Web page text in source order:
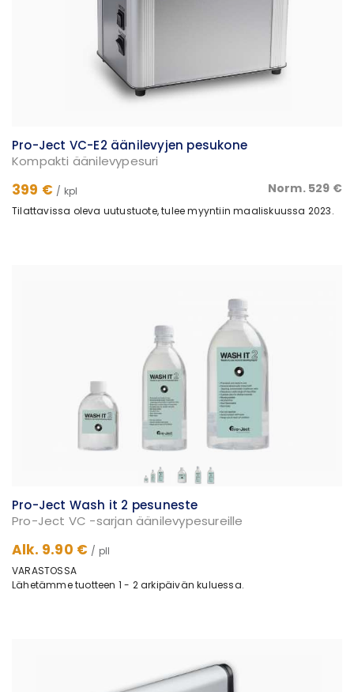
Pro-Ject VC-E2 äänilevyjen pesukone
Kompakti äänilevypesuri
399 € Norm. 529 €
/ kpl
Tilattavissa oleva uutustuote, tulee myyntiin maaliskuussa 2023.
Pro-Ject Wash it 2 pesuneste
Pro-Ject VC -sarjan äänilevypesureille
Alk. 9.90 € / pll
VARASTOSSA
Lähetämme tuotteen 1 - 2 arkipäivän kuluessa.